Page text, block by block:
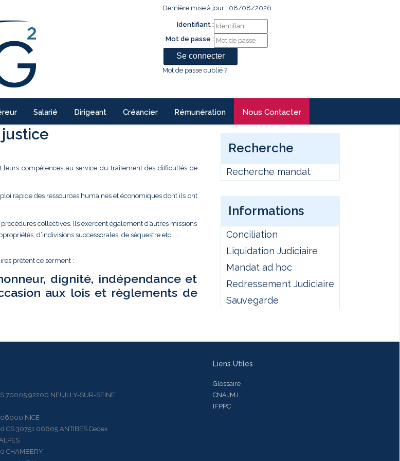
Dernière mise à jour : 08/08/2026
Identifiant :
Mot de passe :
Mot de passe oublié ?
Salarié Dirigeant Créancier Rémunération Nous Contacter
leurs compétences au service du traitement des difficultés de
rapide des ressources humaines et économiques dont ils ont
collectives. Ils exercent également d’autres missions
d’indivisions successorales, de séquestre etc....
prêtent ce serment :
dignité, indépendance et
aux lois et règlements de
Recherche
Recherche mandat
Informations
Conciliation
Liquidation Judiciaire
Mandat ad hoc
Redressement Judiciaire
Sauvegarde
92200 NEUILLY-SUR-SEINE
NICE
30751 06605 ANTIBES Cedex
Liens Utiles
Glossaire
CNAJMJ
IFPPC